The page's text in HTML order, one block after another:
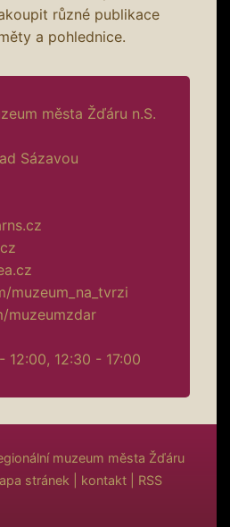
různé publikace
a pohlednice.
města Žďáru n.S.
Sázavou
muzeum_na_tvrzi
muzeumzdar
12:00, 12:30 - 17:00
muzeum města Žďáru
stránek kontakt RSS